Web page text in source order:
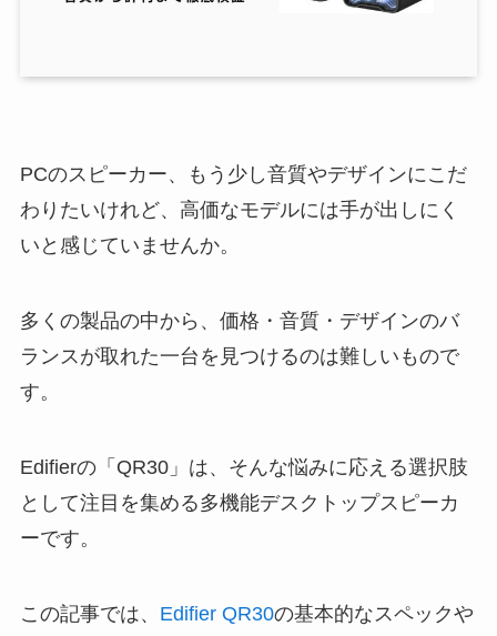
PCのスピーカー、もう少し音質やデザインにこだ
わりたいけれど、高価なモデルには手が出しにく
いと感じていませんか。
多くの製品の中から、価格・音質・デザインのバ
ランスが取れた一台を見つけるのは難しいもので
す。
Edifierの「QR30」は、そんな悩みに応える選択肢
として注目を集める多機能デスクトップスピーカ
ーです。
この記事では、 Edifier QR30の基本的なスペックや